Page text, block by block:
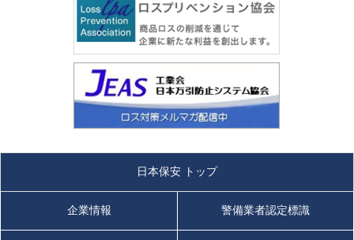
日本保安 トップ
企業情報 警備業者認定標識